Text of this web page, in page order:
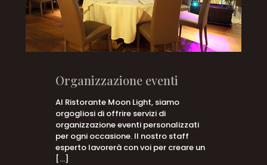
Organizzazione eventi
Al Ristorante Moon Light, siamo
orgogliosi di offrire servizi di
organizzazione eventi personalizzati
per ogni occasione. Il nostro staff
esperto lavorerà con voi per creare un
[…]